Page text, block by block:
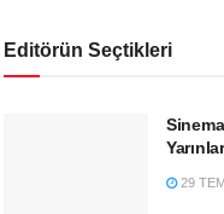
Editörün Seçtikleri
29